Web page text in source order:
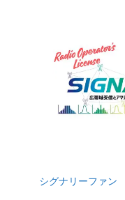
シグナリーファン